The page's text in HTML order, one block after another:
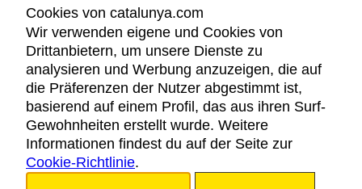
RECHTLICHER HINWEIS
DATENSCHUTZICHTLINIE
COOKIES
BARRIEREFREIHEIT
Cookies von catalunya.com
Wir verwenden eigene und Cookies von
Drittanbietern, um unsere Dienste zu
analysieren und Werbung anzuzeigen, die auf
die Präferenzen der Nutzer abgestimmt ist,
basierend auf einem Profil, das aus ihren Surf-
Gewohnheiten erstellt wurde. Weitere
Informationen findest du auf der Seite zur
Cookie-Richtlinie.